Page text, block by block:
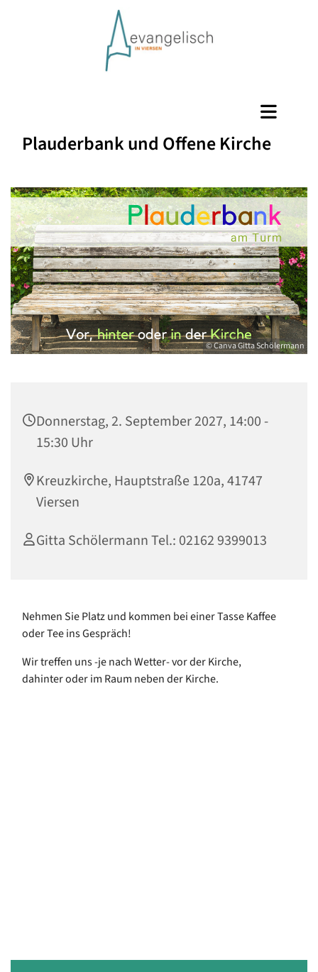
Plauderbank und Offene Kirche
© Canva Gitta Schölermann
Donnerstag, 2. September 2027, 14:00 -
15:30 Uhr
Kreuzkirche, Hauptstraße 120a, 41747
Viersen
Gitta Schölermann Tel.: 02162 9399013
Nehmen Sie Platz und kommen bei einer Tasse Kaffee
oder Tee ins Gespräch!
Wir treffen uns -je nach Wetter- vor der Kirche,
dahinter oder im Raum neben der Kirche.